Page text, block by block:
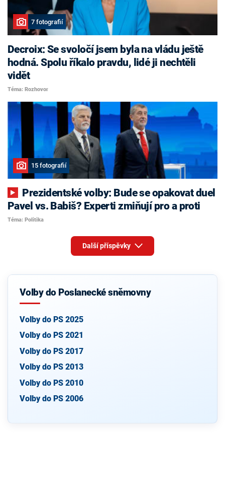
7 fotografií
Decroix: Se svoločí jsem byla na vládu ještě
hodná. Spolu říkalo pravdu, lidé ji nechtěli
vidět
Téma: Rozhovor
15 fotografií
Pavel vs. Babiš? Experti zmiňují pro a proti
Téma: Politika
Další příspěvky
Volby do Poslanecké sněmovny
Volby do PS 2025
Volby do PS 2021
Volby do PS 2017
Volby do PS 2013
Volby do PS 2010
Volby do PS 2006